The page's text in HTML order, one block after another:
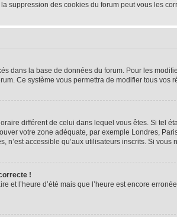
suppression des cookies du forum peut vous les
dans la base de données du forum. Pour les
Ce système vous permettra de modifier tous vos
différent de celui dans lequel vous êtes. Si tel
votre zone adéquate, par exemple Londres,
accessible qu’aux utilisateurs inscrits. Si vous
!
et l’heure d’été mais que l’heure est encore